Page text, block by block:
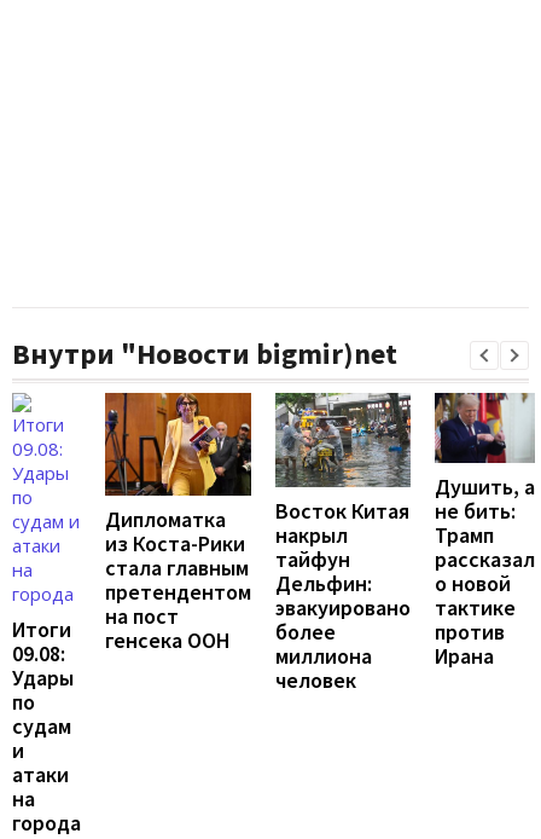
Внутри "Новости bigmir)net
Итоги
09.08:
Удары
по
судам
и
атаки
на
города
Дипломатка
из Коста-Рики
стала главным
претендентом
на пост
генсека ООН
Восток Китая
накрыл
тайфун
Дельфин:
эвакуировано
более
миллиона
человек
Душить, а
не бить:
Трамп
рассказал
о новой
тактике
против
Ирана